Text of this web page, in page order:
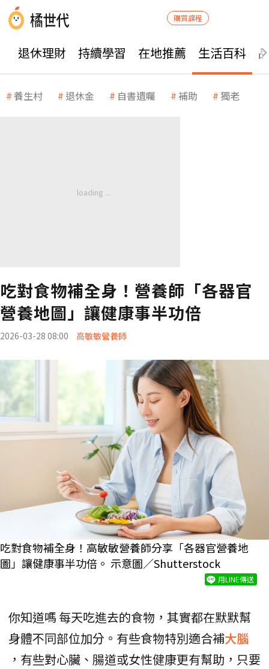
購買課程
退休理財 持續學習 在地推薦 生活百科
養生村 退休金 自書遺囑 補助 獨老
吃對食物補全身！營養師「各器官
營養地圖」讓健康事半功倍
2026-03-28 08:00 高敏敏營養師
吃對食物補全身！高敏敏營養師分享「各器官營養地
圖」讓健康事半功倍。 示意圖／Shutterstock
用LINE傳送
你知道嗎 每天吃進去的食物，其實都在默默幫
身體不同部位加分。有些食物特別適合補大腦
，有些對心臟、腸道或女性健康更有幫助，只要